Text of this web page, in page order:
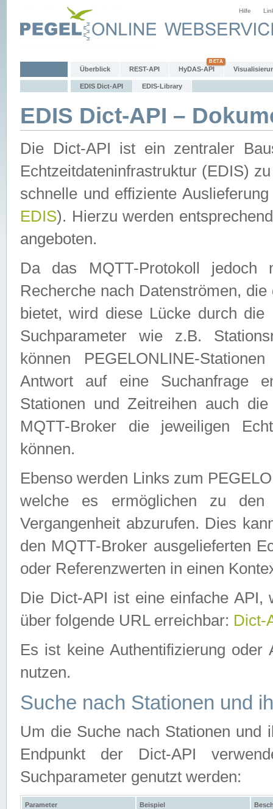
Hilfe
Überblick REST-API HyDAS-API
EDIS Dict-API EDIS-Library
EDIS Dict-API –
Die Dict-API ist ein zentraler
Echtzeitdateninfrastruktur (EDIS)
schnelle und effiziente
EDIS). Hierzu werden
angeboten.
Da das MQTT-Protokoll jedoch
Recherche nach Datenströmen,
bietet, wird diese Lücke durch die
Suchparameter wie z.B.
können PEGELONLINE-
Antwort auf eine Suchanfrage
Stationen und Zeitreihen auch
MQTT-Broker die jeweiligen
können.
Ebenso werden Links zum
welche es ermöglichen zu den
Vergangenheit abzurufen. Dies
den MQTT-Broker ausgelieferten
oder Referenzwerten in einen
Die Dict-API ist eine einfache API,
über folgende URL erreichbar: Dict-
Es ist keine Authentifizierung
nutzen.
Suche nach Stationen und
Um die Suche nach Stationen und
Endpunkt der Dict-API
Suchparameter genutzt werden:
Parameter Beispiel